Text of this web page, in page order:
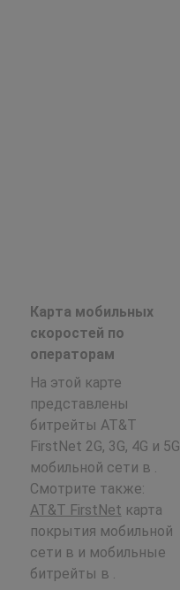
Карта мобильных
скоростей по
операторам
На этой карте
представлены
битрейты AT&T
FirstNet 2G, 3G, 4G и 5G
мобильной сети в .
Смотрите также:
AT&T FirstNet карта
покрытия мобильной
сети в и мобильные
битрейты в .